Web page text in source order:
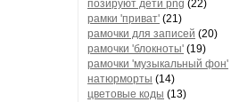
позируют дети png (22)
рамки 'приват' (21)
рамочки для записей (20)
рамочки 'блокноты' (19)
рамочки 'музыкальный фон'
натюрморты (14)
цветовые коды (13)